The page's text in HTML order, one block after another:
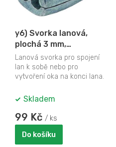
y6) Svorka lanová,
plochá 3 mm,
pozinkovaná
Lanová svorka pro spojení
lan k sobě nebo pro
vytvoření oka na konci lana.
lana...
Skladem
99 Kč / ks
Do košíku